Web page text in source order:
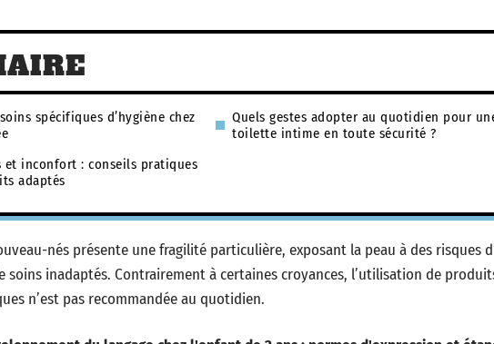
spécifiques d’hygiène chez
Quels gestes adopter au quotidien pour
toilette intime en toute sécurité ?
inconfort : conseils pratiques
adaptés
nés présente une fragilité particulière, exposant la peau à des risques
soins inadaptés. Contrairement à certaines croyances, l’utilisation de
n’est pas recommandée au quotidien.